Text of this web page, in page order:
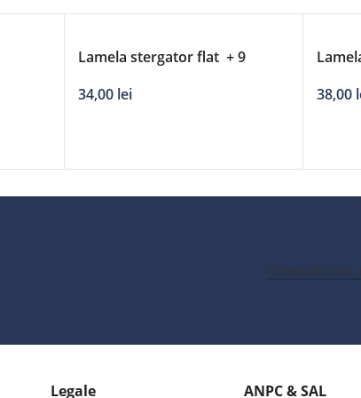
Lamela stergator flat + 9
34,00 lei
38,00
Creează cont
Legale ANPC & SAL